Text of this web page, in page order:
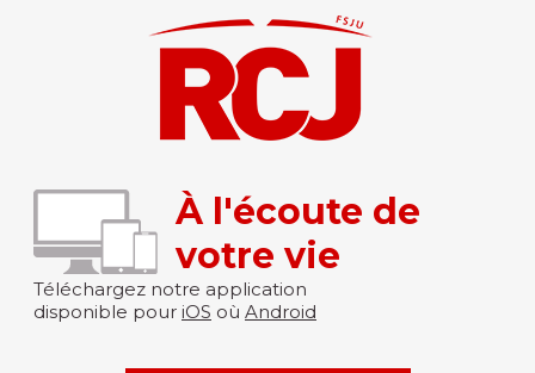
À l'écoute de
votre vie
Téléchargez notre application
disponible pour iOS où Android